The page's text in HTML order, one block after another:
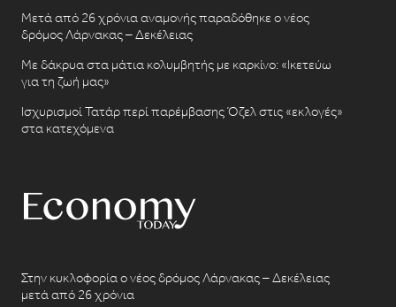
Μετά από 26 χρόνια αναμονής παραδόθηκε ο νέος
δρόμος Λάρνακας – Δεκέλειας
Με δάκρυα στα μάτια κολυμβητής με καρκίνο: «Ικετεύω
για τη ζωή μας»
Ισχυρισμοί Τατάρ περί παρέμβασης Όζελ στις «εκλογές»
στα κατεχόμενα
Στην κυκλοφορία ο νέος δρόμος Λάρνακας – Δεκέλειας
μετά από 26 χρόνια